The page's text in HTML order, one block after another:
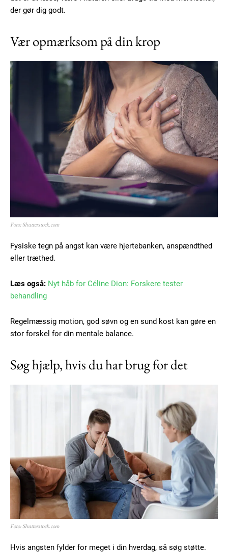
der gør dig godt.
Vær opmærksom på din krop
Foto: Shutterstock.com
Fysiske tegn på angst kan være hjertebanken, anspændthed
eller træthed.
Læs også: Nyt håb for Céline Dion: Forskere tester
behandling
Regelmæssig motion, god søvn og en sund kost kan gøre en
stor forskel for din mentale balance.
Søg hjælp, hvis du har brug for det
Foto: Shutterstock.com
Hvis angsten fylder for meget i din hverdag, så søg støtte.